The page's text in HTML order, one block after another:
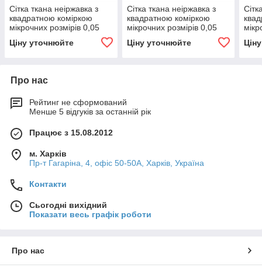
Сітка ткана неіржавка з
квадратною коміркою
мікрочних розмірів 0,05
Ціну уточнюйте
Сітка ткана неіржавка з
квадратною коміркою
мікрочних розмірів 0,05
Ціну уточнюйте
Про нас
Рейтинг не сформований
Менше 5 відгуків за останній рік
Працює з 15.08.2012
м. Харків
Пр-т Гагаріна, 4, офіс 50-50A, Харків, Україна
Контакти
Сьогодні вихідний
Показати весь графік роботи
Про нас